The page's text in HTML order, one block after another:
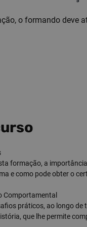
o formando deve
formação, a
e como pode obter o
Comportamental
práticos, ao longo de
que lhe permite